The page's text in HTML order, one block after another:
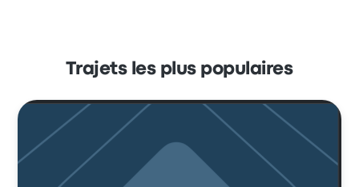
Trajets les plus populaires